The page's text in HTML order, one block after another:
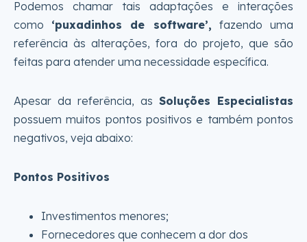
Podemos chamar tais adaptações e interações
como ‘puxadinhos de software’, fazendo uma
referência às alterações, fora do projeto, que são
feitas para atender uma necessidade específica.
Apesar da referência, as Soluções Especialistas
possuem muitos pontos positivos e também pontos
negativos, veja abaixo:
Pontos Positivos
Investimentos menores;
Fornecedores que conhecem a dor dos